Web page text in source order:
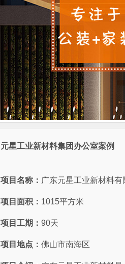
元星工业新材料集团办公室案例
项目名称： 广东元星工业新材料有
项目面积： 1015平方米
项目工期： 90天
项目地点： 佛山市南海区